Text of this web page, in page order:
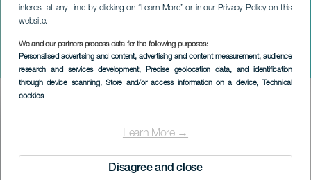
interest at any time by clicking on “Learn More” or in our Privacy Policy on this
website.
We and our partners process data for the following purposes:
Personalised advertising and content, advertising and content measurement, audience
research and services development, Precise geolocation data, and identification
through device scanning, Store and/or access information on a device, Technical
cookies
Learn More →
Disagree and close
Acantilados del Norte
LA PALMA
Imagen